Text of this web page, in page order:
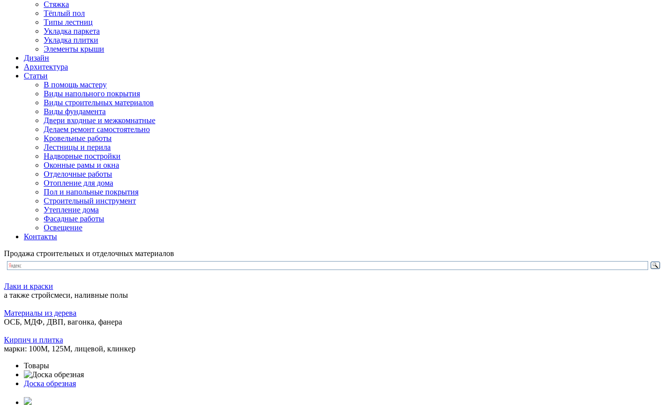
Стяжка
Тёплый пол
Типы лестниц
Укладка паркета
Укладка плитки
Элементы крыши
Дизайн
Архитектура
Статьи
В помощь мастеру
Виды напольного покрытия
Виды строительных материалов
Виды фундамента
Двери входные и межкомнатные
Делаем ремонт самостоятельно
Кровельные работы
Лестницы и перила
Надворные постройки
Оконные рамы и окна
Отделочные работы
Отопление для дома
Пол и напольные покрытия
Строительный инструмент
Утепление дома
Фасадные работы
Освещение
Контакты
Продажа строительных и отделочных материалов
Лаки и краски
а также стройсмеси, наливные полы
Материалы из дерева
ОСБ, МДФ, ДВП, вагонка, фанера
Кирпич и плитка
марки: 100М, 125М, лицевой, клинкер
Товары
Доска обрезная